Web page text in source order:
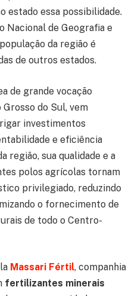
estado essa possibilidade.
Nacional de Geografia e
da região é
de outros estados.
de grande vocação
do Sul, vem
investimentos
e eficiência
região, sua qualidade e a
polos agrícolas tornam
privilegiado, reduzindo
o fornecimento de
de todo o Centro-
Massari Fértil, companhia
fertilizantes minerais